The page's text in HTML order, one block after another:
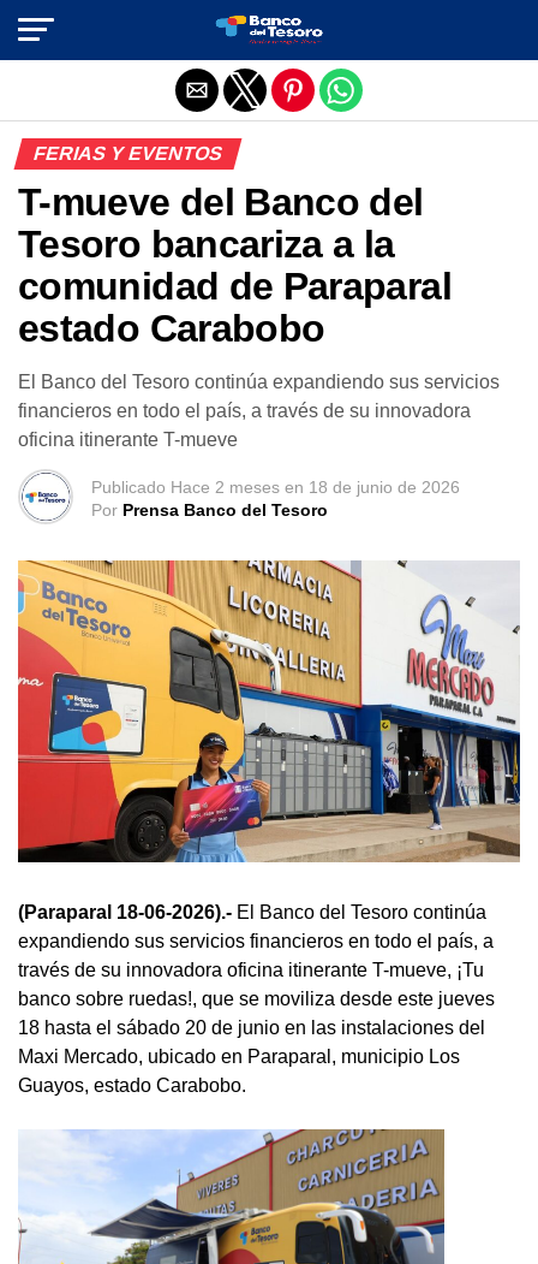
FERIAS Y EVENTOS
T-mueve del Banco del
Tesoro bancariza a la
comunidad de Paraparal
estado Carabobo
El Banco del Tesoro continúa expandiendo sus servicios
financieros en todo el país, a través de su innovadora
oficina itinerante T-mueve
Publicado Hace 2 meses en 18 de junio de 2026
Por Prensa Banco del Tesoro
(Paraparal 18-06-2026).- El Banco del Tesoro continúa
expandiendo sus servicios financieros en todo el país, a
través de su innovadora oficina itinerante T-mueve, ¡Tu
banco sobre ruedas!, que se moviliza desde este jueves
18 hasta el sábado 20 de junio en las instalaciones del
Maxi Mercado, ubicado en Paraparal, municipio Los
Guayos, estado Carabobo.
Salir de la versión móvil